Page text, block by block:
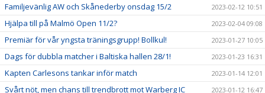
Familjevänlig AW och Skånederby onsdag 15/2 2023-02-12 10:51
Hjälpa till på Malmö Open 11/2? 2023-02-04 09:08
Premiär för vår yngsta träningsgrupp! Bollkul! 2023-01-27 10:05
Dags för dubbla matcher i Baltiska hallen 28/1! 2023-01-23 16:31
Kapten Carlesons tankar inför match 2023-01-14 12:01
Svårt nöt, men chans till trendbrott mot Warberg IC 2023-01-12 16:47